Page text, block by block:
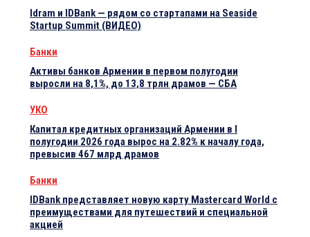
Idram и IDBank — рядом со стартапами на Seaside
Startup Summit (ВИДЕО)
Банки
Активы банков Армении в первом полугодии
выросли на 8,1%, до 13,8 трлн драмов — СБА
УКО
Капитал кредитных организаций Армении в I
полугодии 2026 года вырос на 2.82% к началу года,
превысив 467 млрд драмов
Банки
IDBank представляет новую карту Mastercard World с
преимуществами для путешествий и специальной
акцией